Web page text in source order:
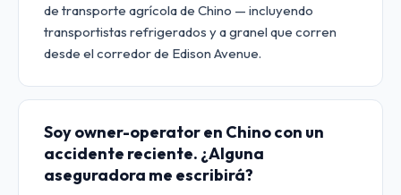
de transporte agrícola de Chino — incluyendo
transportistas refrigerados y a granel que corren
desde el corredor de Edison Avenue.
Soy owner-operator en Chino con un
accidente reciente. ¿Alguna
aseguradora me escribirá?